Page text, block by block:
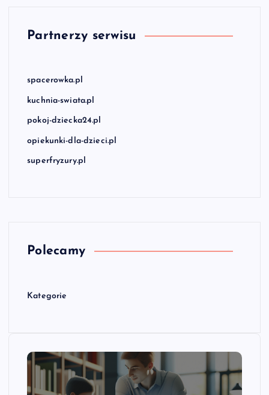
Partnerzy serwisu
spacerowka.pl
kuchnia-swiata.pl
pokoj-dziecka24.pl
opiekunki-dla-dzieci.pl
superfryzury.pl
Polecamy
Kategorie